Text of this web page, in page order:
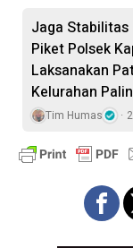
Jaga Stabilitas
Piket Polsek
Laksanakan
Kelurahan
Tim Humas